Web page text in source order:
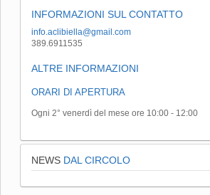
INFORMAZIONI SUL CONTATTO
info.aclibiella@gmail.com
389.6911535
ALTRE INFORMAZIONI
ORARI DI APERTURA
Ogni 2° venerdì del mese ore 10:00 - 12:00
NEWS DAL CIRCOLO